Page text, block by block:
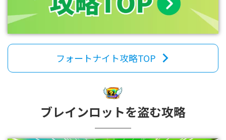
フォートナイト攻略TOP
ブレインロットを盗む攻略